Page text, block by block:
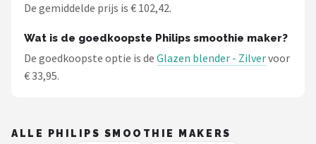
De gemiddelde prijs is € 102,42.
Wat is de goedkoopste Philips smoothie maker?
De goedkoopste optie is de Glazen blender - Zilvervoor
€ 33,95.
ALLE PHILIPS SMOOTHIE MAKERS